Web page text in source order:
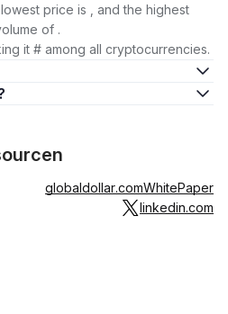
price is , and the highest
of .
it # among all cryptocurrencies.
globaldollar.comWhitePaper
linkedin.com